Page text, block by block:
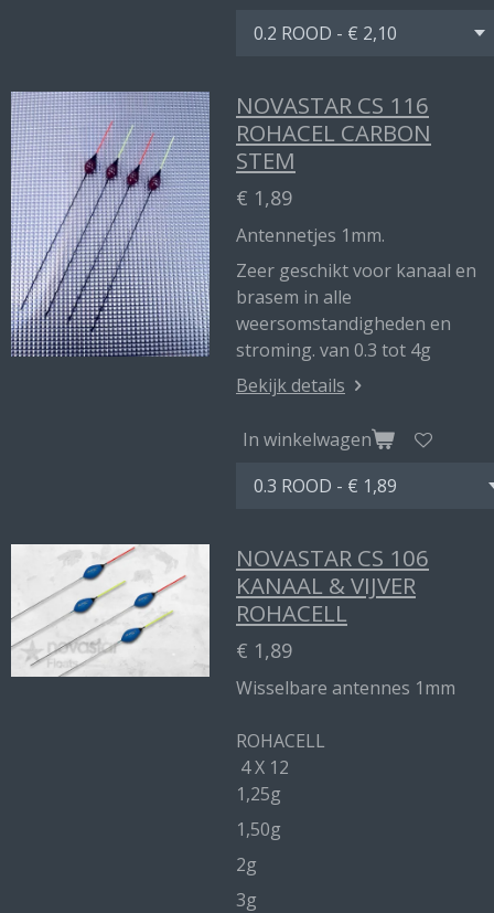
NOVASTAR CS 116
ROHACEL CARBON
STEM
€ 1,89
Antennetjes 1mm.
Zeer geschikt voor kanaal en
brasem in alle
weersomstandigheden en
stroming. van 0.3 tot 4g
Bekijk details
In winkelwagen
NOVASTAR CS 106
KANAAL & VIJVER
ROHACELL
€ 1,89
Wisselbare antennes 1mm
ROHACELL
4 X 12
1,25g
1,50g
2g
3g